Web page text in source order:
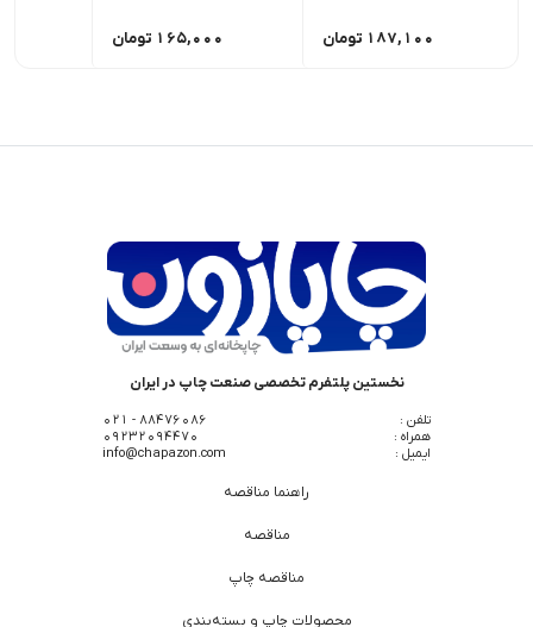
187,100 تومان 165,000 تومان
نخستین پلتفرم تخصصی صنعت چاپ در ایران
تلفن :
88476086 - 021
همراه :
09232094470
ایمیل :
info@chapazon.com
راهنما مناقصه
مناقصه
مناقصه چاپ
محصولات چاپ و بسته‌بندی